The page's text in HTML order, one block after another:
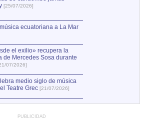
[25/07/2026]
ecuatoriana a La Mar
el exilio» recupera la
de Mercedes Sosa durante
07/2026]
medio siglo de música
Teatre Grec [21/07/2026]
PUBLICIDAD